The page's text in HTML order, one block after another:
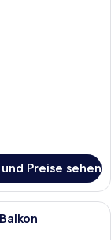
Preise sehen
mit zwei Betten,